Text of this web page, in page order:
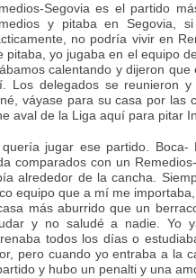
Segovia es el partido
y pitaba en Segovia,
no podría vivir en
pitaba, yo jugaba en el equipo
calentando y dijeron
Los delegados se reunieron
váyase para su casa por las
aval de la Liga aquí para pitar
jugar ese partido. Boca-
comparados con un
alrededor de la cancha.
equipo que a mí me
más aburrido que un
y no saludé a nadie. Yo
todos los días o
pero cuando yo entraba a la
y hubo un penalti y una